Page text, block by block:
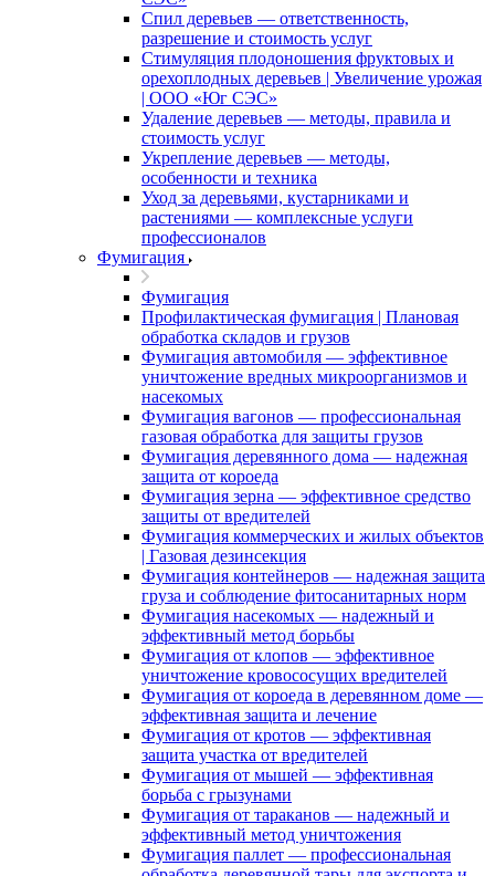
Спил деревьев — ответственность,
разрешение и стоимость услуг
Стимуляция плодоношения фруктовых и
орехоплодных деревьев | Увеличение урожая
| ООО «Юг СЭС»
Удаление деревьев — методы, правила и
стоимость услуг
Укрепление деревьев — методы,
особенности и техника
Уход за деревьями, кустарниками и
растениями — комплексные услуги
профессионалов
Фумигация
Фумигация
Профилактическая фумигация | Плановая
обработка складов и грузов
Фумигация автомобиля — эффективное
уничтожение вредных микроорганизмов и
насекомых
Фумигация вагонов — профессиональная
газовая обработка для защиты грузов
Фумигация деревянного дома — надежная
защита от короеда
Фумигация зерна — эффективное средство
защиты от вредителей
Фумигация коммерческих и жилых объектов
| Газовая дезинсекция
Фумигация контейнеров — надежная защита
груза и соблюдение фитосанитарных норм
Фумигация насекомых — надежный и
эффективный метод борьбы
Фумигация от клопов — эффективное
уничтожение кровососущих вредителей
Фумигация от короеда в деревянном доме —
эффективная защита и лечение
Фумигация от кротов — эффективная
защита участка от вредителей
Фумигация от мышей — эффективная
борьба с грызунами
Фумигация от тараканов — надежный и
эффективный метод уничтожения
Фумигация паллет — профессиональная